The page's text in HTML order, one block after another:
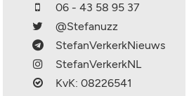
06 - 43 58 95 37
@Stefanuzz
StefanVerkerkNieuws
StefanVerkerkNL
KvK: 08226541